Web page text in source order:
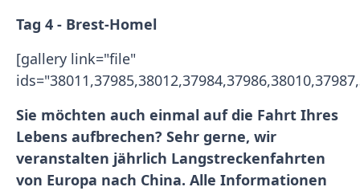
Tag 4 - Brest-Homel
[gallery link="file"
Sie möchten auch einmal auf die Fahrt Ihres
Lebens aufbrechen? Sehr gerne, wir
veranstalten jährlich Langstreckenfahrten
von Europa nach China. Alle Informationen